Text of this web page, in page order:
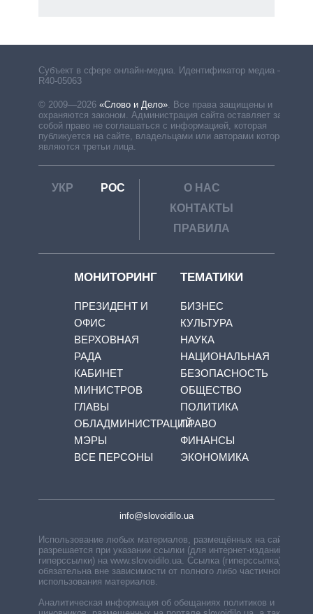
Субъект в сфере онлайн-медиа. Идентификатор медиа –
R40-05063
© 2009—2026 «Слово и Дело»
Все права защищены и
охраняются законом. Администрация сайта оставляет за
собой право не соглашаться с информацией, которая
публикуется на сайте, владельцами или авторами которой
являются третьи лица.
УКР РОС
О НАС
КОНТАКТЫ
ПРАВИЛА
МОНИТОРИНГ
ПРЕЗИДЕНТ И
ОФИС
ВЕРХОВНАЯ
РАДА
КАБИНЕТ
МИНИСТРОВ
ГЛАВЫ
ОБЛАДМИНИСТРАЦИЙ
МЭРЫ
ВСЕ ПЕРСОНЫ
ТЕМАТИКИ
БИЗНЕС
КУЛЬТУРА
НАУКА
НАЦИОНАЛЬНАЯ
БЕЗОПАСНОСТЬ
ОБЩЕСТВО
ПОЛИТИКА
ПРАВО
ФИНАНСЫ
ЭКОНОМИКА
info@slovoidilo.ua
Использование любых материалов, размещённых на сайте,
разрешается при указании ссылки (для интернет-изданий —
гиперссылки) на www.slovoidilo.ua. Ссылка (гиперссылка)
обязательна вне зависимости от полного либо частичного
использования материалов.
Аналитическая информация об обещаниях политиков и